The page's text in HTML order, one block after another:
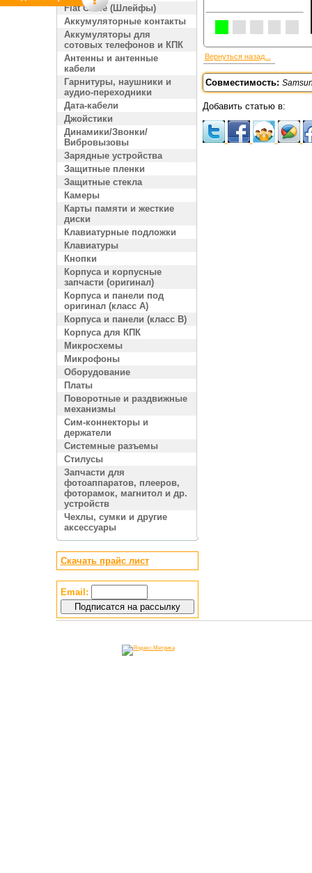
Flat Cable (Шлейфы)
Аккумуляторные контакты
Аккумуляторы для
сотовых телефонов и КПК
Антенны и антенные
кабели
Гарнитуры, наушники и
аудио-переходники
Дата-кабели
Джойстики
Динамики/Звонки/
Вибровызовы
Зарядные устройства
Защитные пленки
Защитные стекла
Камеры
Карты памяти и жесткие
диски
Клавиатурные подложки
Клавиатуры
Кнопки
Корпуса и корпусные
запчасти (оригинал)
Корпуса и панели под
оригинал (класс A)
Корпуса и панели (класс B)
Корпуса для КПК
Микросхемы
Микрофоны
Оборудование
Платы
Поворотные и раздвижные
механизмы
Сим-коннекторы и
держатели
Системные разъемы
Стилусы
Запчасти для
фотоаппаратов, плееров,
фоторамок, магнитол и др.
устройств
Чехлы, сумки и другие
аксессуары
Скачать прайс лист
Email:
Вернуться назад...
Совместимость:
Добавить статью в: